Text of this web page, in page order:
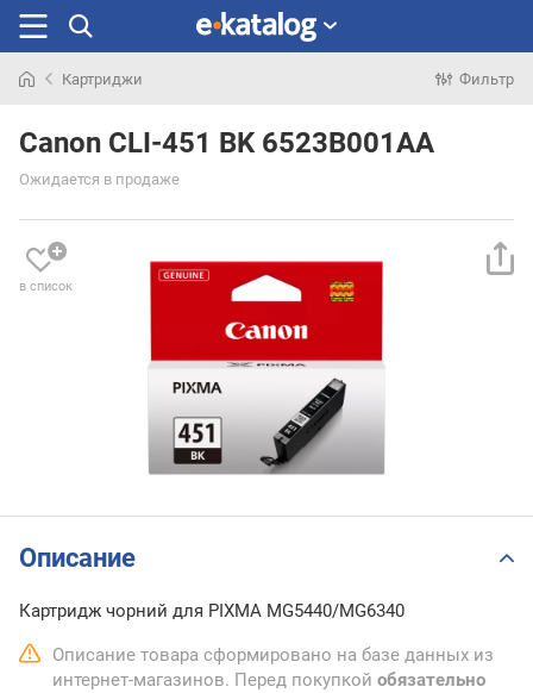
раньше
Картриджи Фильтр
Canon CLI-451 BK 6523B001AA
Ожидается в продаже
в список
Описание
Картридж чорний для PIXMA MG5440/MG6340
Описание товара сформировано на базе данных из
интернет-магазинов. Перед покупкой обязательно